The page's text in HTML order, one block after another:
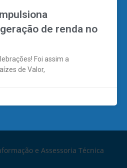
de renda no
Foi assim a
de Valor,